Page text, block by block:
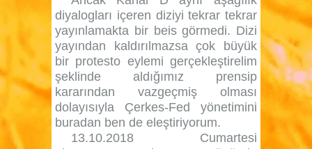
diyalogları içeren diziyi tekrar tekrar
yayınlamakta bir beis görmedi. Dizi
yayından kaldırılmazsa çok büyük
bir protesto eylemi gerçekleştirelim
şeklinde aldığımız prensip
kararından vazgeçmiş olması
dolayısıyla Çerkes-Fed yönetimini
buradan ben de eleştiriyorum.
13.10.2018 Cumartesi